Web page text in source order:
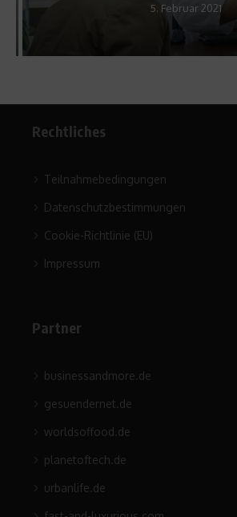
5. Februar 2021
Rechtliches
Teilnahmebedingungen
Datenschutzbestimmungen
Cookie-Richtlinie (EU)
Impressum
Partner
businessandmore.de
gesuendernet.de
worldsoffood.de
planetoftech.de
urbanlife.de